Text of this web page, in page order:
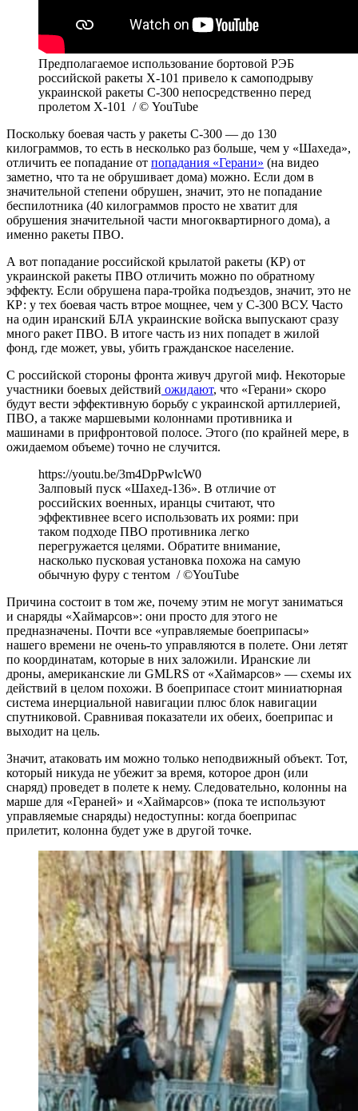
Предполагаемое использование бортовой РЭБ
российской ракеты Х-101 привело к самоподрыву
украинской ракеты С-300 непосредственно перед
пролетом Х-101 / © YouTube
Поскольку боевая часть у ракеты С-300 — до 130
килограммов, то есть в несколько раз больше, чем у «Шахеда»,
отличить ее попадание от попадания «Герани» (на видео
заметно, что та не обрушивает дома) можно. Если дом в
значительной степени обрушен, значит, это не попадание
беспилотника (40 килограммов просто не хватит для
обрушения значительной части многоквартирного дома), а
именно ракеты ПВО.
А вот попадание российской крылатой ракеты (КР) от
украинской ракеты ПВО отличить можно по обратному
эффекту. Если обрушена пара-тройка подъездов, значит, это не
КР: у тех боевая часть втрое мощнее, чем у С-300 ВСУ. Часто
на один иранский БЛА украинские войска выпускают сразу
много ракет ПВО. В итоге часть из них попадет в жилой
фонд, где может, увы, убить гражданское население.
С российской стороны фронта живуч другой миф. Некоторые
участники боевых действий ожидают, что «Герани» скоро
будут вести эффективную борьбу с украинской артиллерией,
ПВО, а также маршевыми колоннами противника и
машинами в прифронтовой полосе. Этого (по крайней мере, в
ожидаемом объеме) точно не случится.
https://youtu.be/3m4DpPwlcW0
Залповый пуск «Шахед-136». В отличие от
российских военных, иранцы считают, что
эффективнее всего использовать их роями: при
таком подходе ПВО противника легко
перегружается целями. Обратите внимание,
насколько пусковая установка похожа на самую
обычную фуру с тентом / ©YouTube
Причина состоит в том же, почему этим не могут заниматься
и снаряды «Хаймарсов»: они просто для этого не
предназначены. Почти все «управляемые боеприпасы»
нашего времени не очень-то управляются в полете. Они летят
по координатам, которые в них заложили. Иранские ли
дроны, американские ли GMLRS от «Хаймарсов» — схемы их
действий в целом похожи. В боеприпасе стоит миниатюрная
система инерциальной навигации плюс блок навигации
спутниковой. Сравнивая показатели их обеих, боеприпас и
выходит на цель.
Значит, атаковать им можно только неподвижный объект. Тот,
который никуда не убежит за время, которое дрон (или
снаряд) проведет в полете к нему. Следовательно, колонны на
марше для «Гераней» и «Хаймарсов» (пока те используют
управляемые снаряды) недоступны: когда боеприпас
прилетит, колонна будет уже в другой точке.